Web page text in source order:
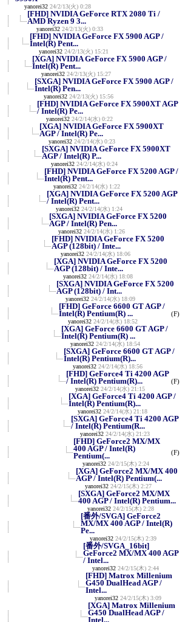
yanorei32 24/2/13(火) 0:28
[FHD] NVIDIA GeForce RTX 2080 Ti /
AMD Ryzen 9 3...
yanorei32 24/2/13(火) 0:33
[FHD] NVIDIA GeForce FX 5900 AGP /
Intel(R) Pent...
yanorei32 24/2/13(火) 15:21
[XGA] NVIDIA GeForce FX 5900 AGP /
Intel(R) Pent...
yanorei32 24/2/13(火) 15:27
[SXGA] NVIDIA GeForce FX 5900 AGP /
Intel(R) Pen...
yanorei32 24/2/13(火) 15:56
[FHD] NVIDIA GeForce FX 5900XT AGP
/ Intel(R) Pe...
yanorei32 24/2/14(水) 0:22
[XGA] NVIDIA GeForce FX 5900XT
AGP / Intel(R) Pe...
yanorei32 24/2/14(水) 0:23
[SXGA] NVIDIA GeForce FX 5900XT
AGP / Intel(R) P...
yanorei32 24/2/14(水) 0:24
[FHD] NVIDIA GeForce FX 5200 AGP /
Intel(R) Pent...
yanorei32 24/2/14(水) 1:22
[XGA] NVIDIA GeForce FX 5200 AGP
/ Intel(R) Pent...
yanorei32 24/2/14(水) 1:24
[SXGA] NVIDIA GeForce FX 5200
AGP / Intel(R) Pen...
yanorei32 24/2/14(水) 1:26
[FHD] NVIDIA GeForce FX 5200
AGP (128bit) / Inte...
yanorei32 24/2/14(水) 18:06
[XGA] NVIDIA GeForce FX 5200
AGP (128bit) / Inte...
yanorei32 24/2/14(水) 18:08
[SXGA] NVIDIA GeForce FX 5200
AGP (128bit) / Int...
yanorei32 24/2/14(水) 18:09
[FHD] GeForce 6600 GT AGP /
Intel(R) Pentium(R) ...
yanorei32 24/2/14(水) 18:52
(F)
[XGA] GeForce 6600 GT AGP /
Intel(R) Pentium(R) ...
yanorei32 24/2/14(水) 18:54
[SXGA] GeForce 6600 GT AGP /
Intel(R) Pentium(R)...
yanorei32 24/2/14(水) 18:56
[FHD] GeForce4 Ti 4200 AGP
/ Intel(R) Pentium(R)...
yanorei32 24/2/14(水) 21:15
(F)
[XGA] GeForce4 Ti 4200 AGP /
Intel(R) Pentium(R)...
yanorei32 24/2/14(水) 21:18
[SXGA] GeForce4 Ti 4200 AGP
/ Intel(R) Pentium(R...
yanorei32 24/2/14(水) 21:23
[FHD] GeForce2 MX/MX
400 AGP / Intel(R)
Pentium(...
yanorei32 24/2/15(木) 2:24
(F)
[XGA] GeForce2 MX/MX 400
AGP / Intel(R) Pentium(...
yanorei32 24/2/15(木) 2:27
[SXGA] GeForce2 MX/MX
400 AGP / Intel(R) Pentium...
yanorei32 24/2/15(木) 2:28
[番外/SVGA] GeForce2
MX/MX 400 AGP / Intel(R)
Pe...
yanorei32 24/2/15(木) 2:39
[番外/SVGA_16bit]
GeForce2 MX/MX 400 AGP
/ Intel...
yanorei32 24/2/15(木) 2:44
[FHD] Matrox Millenium
G450 DualHead AGP /
Intel...
yanorei32 24/2/15(木) 3:09
[XGA] Matrox Millenium
G450 DualHead AGP /
Intel...